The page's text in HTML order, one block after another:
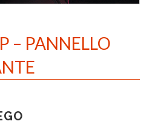
– PANNELLO